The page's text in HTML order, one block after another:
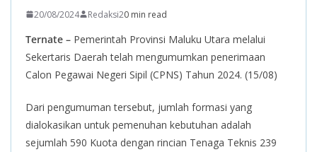
20/08/2024 Redaksi20 min read
Ternate – Pemerintah Provinsi Maluku Utara melalui
Sekertaris Daerah telah mengumumkan penerimaan
Calon Pegawai Negeri Sipil (CPNS) Tahun 2024. (15/08)
Dari pengumuman tersebut, jumlah formasi yang
dialokasikan untuk pemenuhan kebutuhan adalah
sejumlah 590 Kuota dengan rincian Tenaga Teknis 239